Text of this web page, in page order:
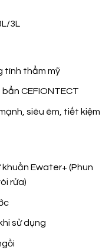
3L
tính thẩm mỹ
CEFIONTECT
siêu êm, tiết kiệm
Ewater+ (Phun
rửa)
sử dụng